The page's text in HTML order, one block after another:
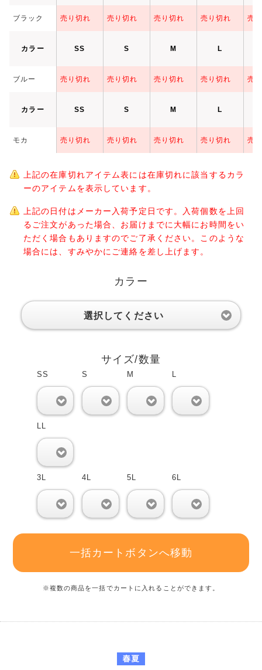
ブラック 売り切れ 売り切れ 売り切れ 売り切れ 売
カラー SS S M L
ブルー 売り切れ 売り切れ 売り切れ 売り切れ 売
カラー SS S M L
モカ 売り切れ 売り切れ 売り切れ 売り切れ 売
上記の在庫切れアイテム表には在庫切れに該当するカラ
ーのアイテムを表示しています。
上記の日付はメーカー入荷予定日です。入荷個数を上回
るご注文があった場合、お届けまでに大幅にお時間をい
ただく場合もありますのでご了承ください。このような
場合には、すみやかにご連絡を差し上げます。
カラー
選択してください
サイズ/数量
SS S M L
LL
3L 4L 5L 6L
一括カートボタンへ移動
※複数の商品を一括でカートに入れることができます。